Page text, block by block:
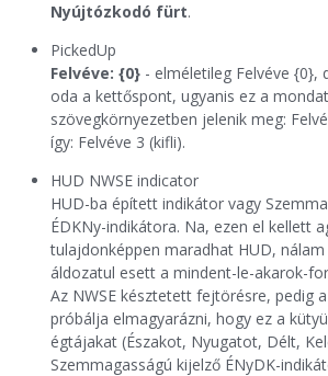
Nyújtózkodó fürt.
PickedUp
Felvéve: {0} - elméletileg Felvéve {0},
oda a kettőspont, ugyanis ez a
szövegkörnyezetben jelenik meg:
így: Felvéve 3 (kifli).
HUD NWSE indicator
HUD-ba épített indikátor vagy
ÉDKNy-indikátora. Na, ezen el kellett
tulajdonképpen maradhat HUD,
áldozatul esett a mindent-le-akarok-
Az NWSE késztetett fejtörésre, pedig
próbálja elmagyarázni, hogy ez a
égtájakat (Északot, Nyugatot, Délt,
Szemmagasságú kijelző ÉNyDK-